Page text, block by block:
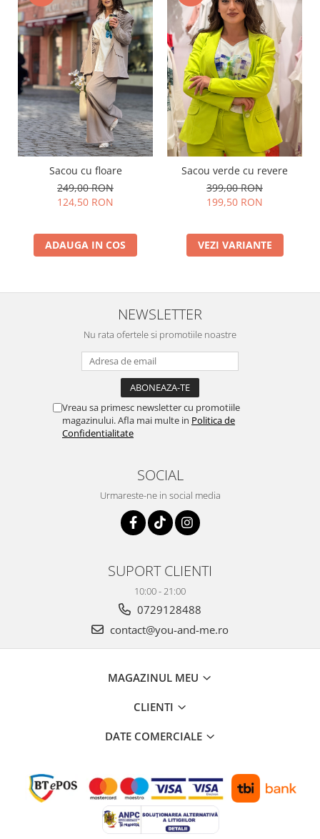
Sacou cu floare
249,00 RON
124,50 RON
ADAUGA IN COS
Sacou verde cu revere
399,00 RON
199,50 RON
VEZI VARIANTE
NEWSLETTER
Nu rata ofertele si promotiile noastre
Vreau sa primesc newsletter cu promotiile
magazinului. Afla mai multe in Politica de
Confidentialitate
SOCIAL
Urmareste-ne in social media
SUPORT CLIENTI
10:00 - 21:00
0729128488
contact@you-and-me.ro
MAGAZINUL MEU
CLIENTI
DATE COMERCIALE